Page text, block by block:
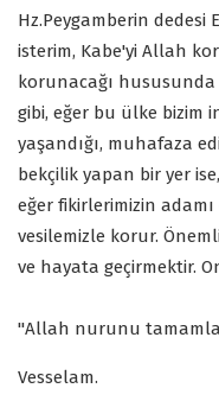
Hz.Peygamberin dedesi
isterim, Kabe'yi Allah
korunacağı
gibi, eğer bu ülke bizim
yaşandığı, muhafaza
bekçilik yapan bir yer
eğer fikirlerimizin
vesilemizle korur.
ve hayata geçirmektir.
"Allah nurunu
Vesselam.